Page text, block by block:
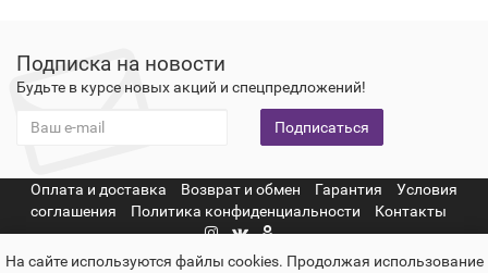
Подписка на новости
Будьте в курсе новых акций и спецпредложений!
Подписаться
Оплата и доставка Возврат и обмен Гарантия
Условия
соглашения
Политика конфиденциальности Контакты
На сайте используются файлы cookies. Продолжая использование